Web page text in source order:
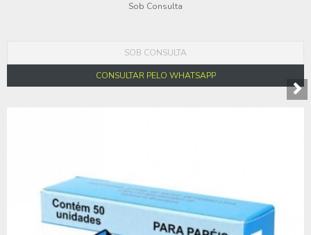
Sob Consulta
SOB CONSULTA
CONSULTAR PELO WHATSAPP